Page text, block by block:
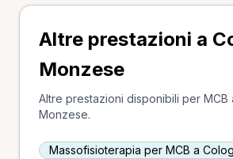
Altre prestazioni a
Monzese
Altre prestazioni disponibili per MCB
Monzese.
Massofisioterapia per MCB a